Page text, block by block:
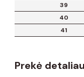
39
40
41
Prekė detaliau